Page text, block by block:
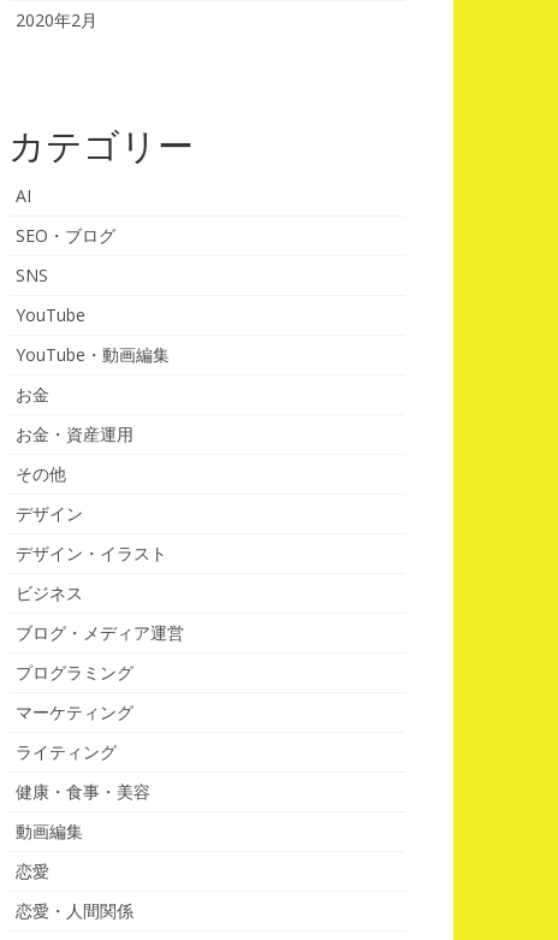
2020年2月
カテゴリー
AI
SEO・ブログ
SNS
YouTube
YouTube・動画編集
お金
お金・資産運用
その他
デザイン
デザイン・イラスト
ビジネス
ブログ・メディア運営
プログラミング
マーケティング
ライティング
健康・食事・美容
動画編集
恋愛
恋愛・人間関係